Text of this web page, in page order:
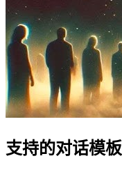
支持的对话模板